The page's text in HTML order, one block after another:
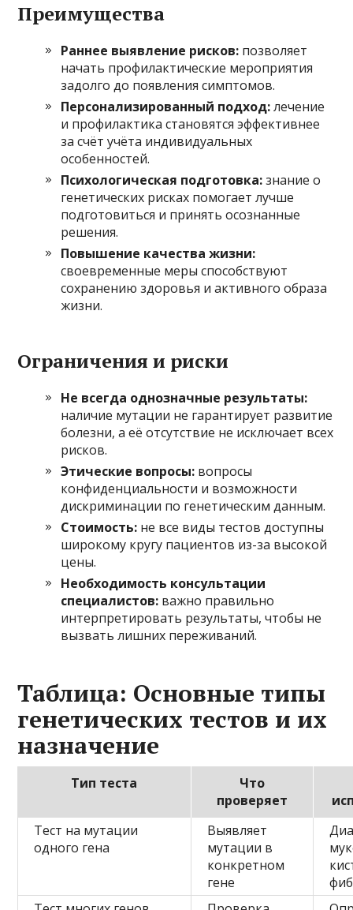
Преимущества
Раннее выявление рисков: позволяет
начать профилактические мероприятия
задолго до появления симптомов.
Персонализированный подход:лечение
и профилактика становятся эффективнее
за счёт учёта индивидуальных
особенностей.
Психологическая подготовка:знание о
генетических рисках помогает лучше
подготовиться и принять осознанные
решения.
Повышение качества жизни:
своевременные меры способствуют
сохранению здоровья и активного образа
жизни.
Ограничения и риски
Не всегда однозначные результаты:
наличие мутации не гарантирует развитие
болезни, а её отсутствие не исключает всех
рисков.
Этические вопросы: вопросы
конфиденциальности и возможности
дискриминации по генетическим данным.
Стоимость: не все виды тестов доступны
широкому кругу пациентов из-за высокой
цены.
Необходимость консультации
специалистов: важно правильно
интерпретировать результаты, чтобы не
вызвать лишних переживаний.
Таблица: Основные типы
генетических тестов и их
назначение
Тип теста
Что
проверяет
Тест на мутации
одного гена
Выявляет
мутации в
конкретном
гене